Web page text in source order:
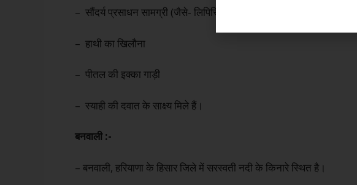
– सौंदर्य प्रसाधन सामग्री (जैसे- लिपिस्टिक) के अवशेष यहाँ मिले हैं।
– हाथी का खिलौना
– पीतल की इक्का गाड़ी
– स्याही की दवात के साक्ष्य मिले हैं।
बनवाली :-
– बनवाली, हरियाणा के हिसार जिले में सरस्वती नदी के किनारे स्थित है।